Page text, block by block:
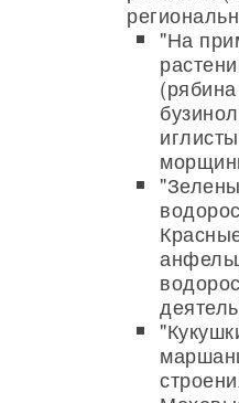
"На